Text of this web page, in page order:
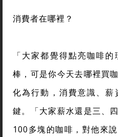
消費者在哪裡？
「大家都覺得點亮咖啡
棒，可是你今天去哪裡買
化為行動，消費意識、
鍵。「大家薪水還是三、
100多塊的咖啡，對他來